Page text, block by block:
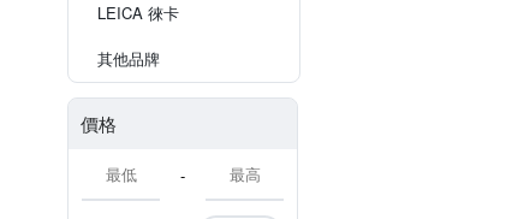
LEICA 徠卡
其他品牌
價格
-